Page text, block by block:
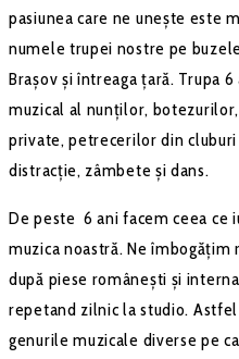
pasiunea care ne unește este
numele trupei nostre pe
Brașov și întreaga țară. Trupa
muzical al nunților,
private, petrecerilor din
distracție, zâmbete și dans.
De peste 6 ani facem ceea ce
muzica noastră. Ne
după piese românești și
repetand zilnic la studio.
genurile muzicale diverse pe